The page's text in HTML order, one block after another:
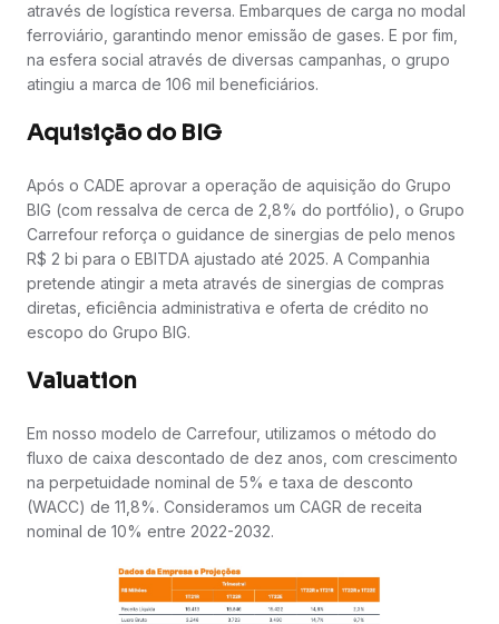
através de logística reversa. Embarques de carga no modal
ferroviário, garantindo menor emissão de gases. E por fim,
na esfera social através de diversas campanhas, o grupo
atingiu a marca de 106 mil beneficiários.
Aquisição do BIG
Após o CADE aprovar a operação de aquisição do Grupo
BIG (com ressalva de cerca de 2,8% do portfólio), o Grupo
Carrefour reforça o guidance de sinergias de pelo menos
R$ 2 bi para o EBITDA ajustado até 2025. A Companhia
pretende atingir a meta através de sinergias de compras
diretas, eficiência administrativa e oferta de crédito no
escopo do Grupo BIG.
Valuation
Em nosso modelo de Carrefour, utilizamos o método do
fluxo de caixa descontado de dez anos, com crescimento
na perpetuidade nominal de 5% e taxa de desconto
(WACC) de 11,8%. Consideramos um CAGR de receita
nominal de 10% entre 2022-2032.